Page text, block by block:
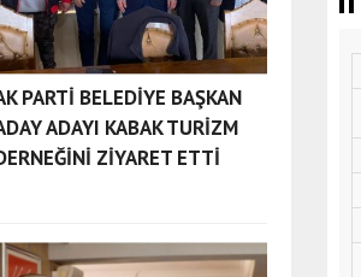
PARTİ BELEDİYE BAŞKAN
ADAYI KABAK TURİZM
ZİYARET ETTİ